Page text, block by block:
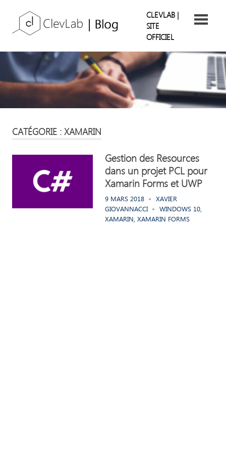
content
ClevLab
Blog
nos
retours
d'expérience
CLEVLAB |
SITE
OFFICIEL
CATÉGORIE : XAMARIN
Gestion des Resources
dans un projet PCL pour
Xamarin Forms et UWP
9 MARS 2018
XAVIER
GIOVANNACCI
WINDOWS 10
XAMARIN XAMARIN FORMS